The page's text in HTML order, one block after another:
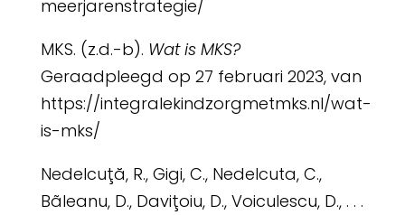
meerjarenstrategie/
MKS. (z.d.-b). Wat is MKS?
Geraadpleegd op 27 februari 2023, van
https://integralekindzorgmetmks.nl/wat-
is-mks/
Nedelcuţă, R., Gigi, C., Nedelcuta, C.,
Bãleanu, D., Daviţoiu, D., Voiculescu, D., . . .